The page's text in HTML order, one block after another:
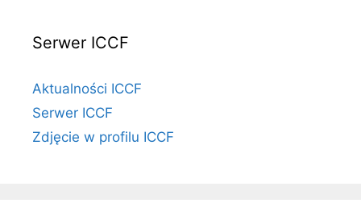
Serwer ICCF
Aktualności ICCF
Serwer ICCF
Zdjęcie w profilu ICCF